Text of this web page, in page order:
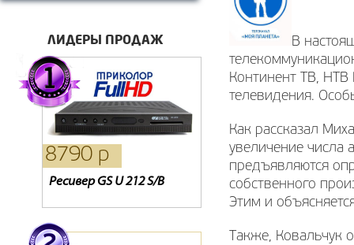
ЛИДЕРЫ ПРОДАЖ
8790 р
Ресивер GS U 212 S/B
3840 р
Ресивер GS B210 (ОБМЕН)
1410 р
Oriel 314
В
Континент ТВ, НТВ
телевидения.
Как рассказал
увеличение числа
предъявляются
собственного
Этим и
Также, Ковальчук